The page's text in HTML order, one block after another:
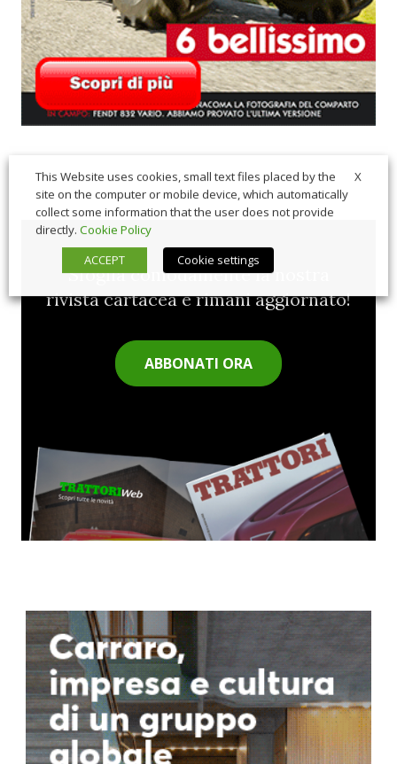
Sfoglia comodamente la nostra
rivista cartacea e rimani aggiornato!
ABBONATI ORA
X
This Website uses cookies, small text files placed by the
site on the computer or mobile device, which automatically
collect some information that the user does not provide
directly. Cookie Policy
ACCEPT
Cookie settings